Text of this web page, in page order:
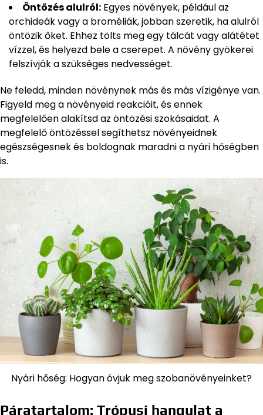
Öntözés alulról: Egyes növények, például az
orchideák vagy a broméliák, jobban szeretik, ha alulról
öntözik őket. Ehhez tölts meg egy tálcát vagy alátétet
vízzel, és helyezd bele a cserepet. A növény gyökerei
felszívják a szükséges nedvességet.
Ne feledd, minden növénynek más és más vízigénye van.
Figyeld meg a növényeid reakcióit, és ennek
megfelelően alakítsd az öntözési szokásaidat. A
megfelelő öntözéssel segíthetsz növényeidnek
egészségesnek és boldognak maradni a nyári hőségben
is.
Nyári hőség: Hogyan óvjuk meg szobanövényeinket?
Páratartalom: Trópusi hangulat a